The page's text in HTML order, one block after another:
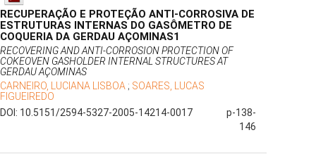
RECUPERAÇÃO E PROTEÇÃO ANTI-CORROSIVA DE
ESTRUTURAS INTERNAS DO GASÔMETRO DE
COQUERIA DA GERDAU AÇOMINAS1
RECOVERING AND ANTI-CORROSION PROTECTION OF
COKEOVEN GASHOLDER INTERNAL STRUCTURES AT
GERDAU AÇOMINAS
CARNEIRO, LUCIANA LISBOA ; SOARES, LUCAS
FIGUEIREDO
DOI: 10.5151/2594-5327-2005-14214-0017
p-138-
146